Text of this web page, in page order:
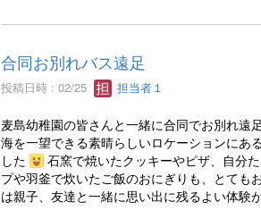
合同お別れバス遠足
投稿日時 : 02/25 担当者１
麦島幼稚園の皆さんと一緒に合同でお別れ遠
海を一望できる素晴らしいロケーションにあ
した
石窯で焼いたクッキーやピザ、自分
プや羽釜で炊いたご飯のおにぎりも、とても
は親子、友達と一緒に思い出に残るよい体験